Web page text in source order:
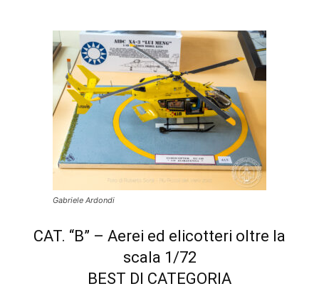
Gabriele Ardondi
CAT. “B” – Aerei ed elicotteri oltre la
scala 1/72
BEST DI CATEGORIA